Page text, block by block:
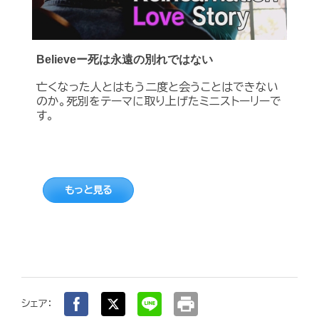
Believeー死は永遠の別れではない
亡くなった人とはもう二度と会うことはできない
のか。死別をテーマに取り上げたミニストーリーで
す。
もっと見る
シェア： print